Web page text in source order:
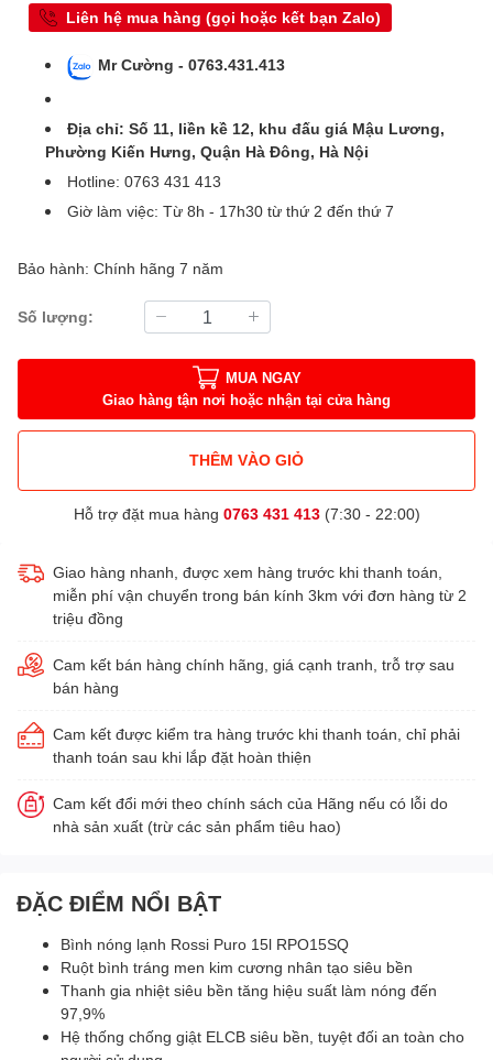
Liên hệ mua hàng (gọi hoặc kết bạn Zalo)
Mr Cường - 0763.431.413
Địa chỉ: Số 11, liền kề 12, khu đấu giá Mậu Lương,
Phường Kiến Hưng, Quận Hà Đông, Hà Nội
Hotline: 0763 431 413
Giờ làm việc: Từ 8h - 17h30 từ thứ 2 đến thứ 7
Bảo hành: Chính hãng 7 năm
Số lượng:
MUA NGAY
Giao hàng tận nơi hoặc nhận tại cửa hàng
THÊM VÀO GIỎ
Hỗ trợ đặt mua hàng 0763 431 413(7:30 - 22:00)
Giao hàng nhanh, được xem hàng trước khi thanh toán,
miễn phí vận chuyển trong bán kính 3km với đơn hàng từ 2
triệu đồng
Cam kết bán hàng chính hãng, giá cạnh tranh, trỗ trợ sau
bán hàng
Cam kết được kiểm tra hàng trước khi thanh toán, chỉ phải
thanh toán sau khi lắp đặt hoàn thiện
Cam kết đổi mới theo chính sách của Hãng nếu có lỗi do
nhà sản xuất (trừ các sản phẩm tiêu hao)
ĐẶC ĐIỂM NỔI BẬT
Bình nóng lạnh Rossi Puro 15l RPO15SQ
Ruột bình tráng men kim cương nhân tạo siêu bền
Thanh gia nhiệt siêu bền tăng hiệu suất làm nóng đến
97,9%
Hệ thống chống giật ELCB siêu bền, tuyệt đối an toàn cho